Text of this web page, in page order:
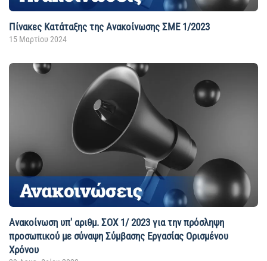
Πίνακες Κατάταξης της Ανακοίνωσης ΣΜΕ 1/2023
15 Μαρτίου 2024
Ανακοίνωση υπ' αριθμ. ΣΟΧ 1/ 2023 για την πρόσληψη
προσωπικού με σύναψη Σύμβασης Εργασίας Ορισμένου
Χρόνου